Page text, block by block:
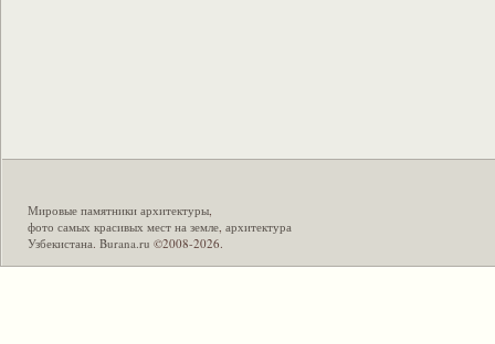
Мировые памятники архитектуры,
фото самых красивых мест на земле, архитектура
Узбекистана. Burana.ru ©2008-2026.